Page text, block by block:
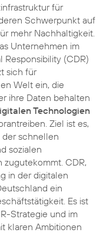
für
Schwerpunkt auf
mehr Nachhaltigkeit.
Unternehmen im
Responsibility (CDR)
sich für
Welt ein, die
ihre Daten behalten
Technologien
Ziel ist es,
der schnellen
sozialen
CDR,
in der digitalen
ein
Es ist
Strategie und im
klaren Ambitionen